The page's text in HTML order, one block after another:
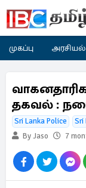
முகப்பு அரசியல்
தகவல் :
Sri Lanka Police Sri
By Jaso
7